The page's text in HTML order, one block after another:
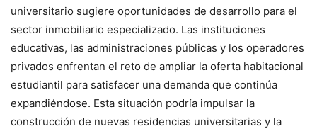
universitario sugiere oportunidades de desarrollo para el
sector inmobiliario especializado. Las instituciones
educativas, las administraciones públicas y los operadores
privados enfrentan el reto de ampliar la oferta habitacional
estudiantil para satisfacer una demanda que continúa
expandiéndose. Esta situación podría impulsar la
construcción de nuevas residencias universitarias y la